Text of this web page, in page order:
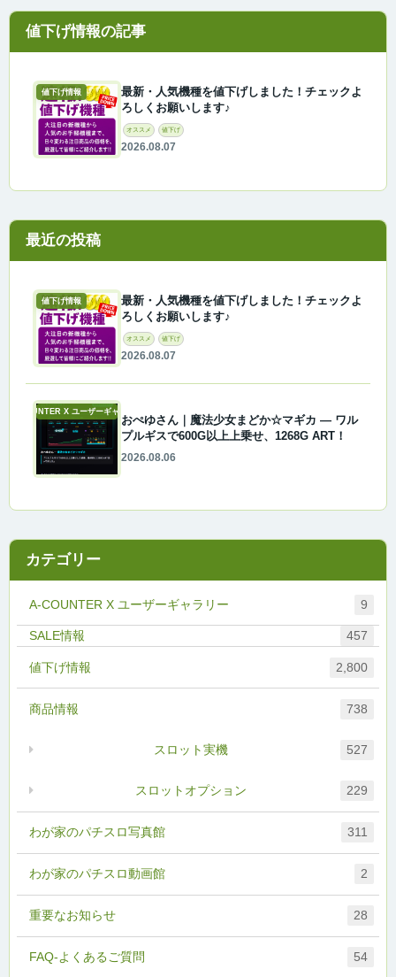
値下げ情報
最新・人気機種を値下げしました！チェックよ
ろしくお願いします♪
オススメ 値下げ
2026.08.07
最近の投稿
値下げ情報
最新・人気機種を値下げしました！チェックよ
ろしくお願いします♪
オススメ 値下げ
2026.08.07
A-COUNTER X ユーザーギャラリー
おぺゆさん｜魔法少女まどか☆マギカ ― ワル
プルギスで600G以上上乗せ、1268G ART！
2026.08.06
カテゴリー
A-COUNTER X ユーザーギャラリー 9
FAQ-よくあるご質問 54
457
わが家のパチスロ写真館 311
わが家のパチスロ動画館 2
値下げ情報 2,800
商品情報 738
スロットオプション 229
スロット実機 527
重要なお知らせ 28